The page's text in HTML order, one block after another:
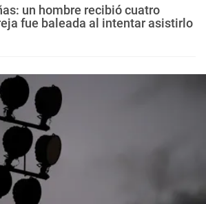
un hombre recibió cuatro
fue baleada al intentar asistirlo